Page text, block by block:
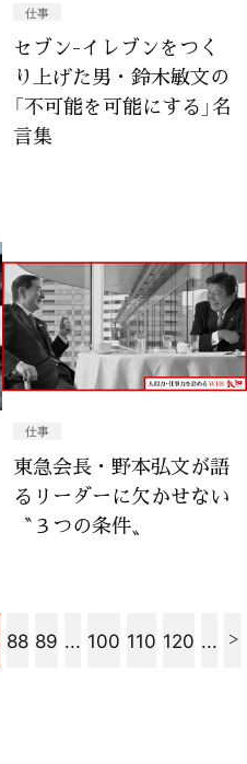
仕事
セブン-イレブンをつく
り上げた男・鈴木敏文の
「不可能を可能にする」名
言集
仕事
東急会長・野本弘文が語
るリーダーに欠かせない
〝３つの条件〟
88 89 ... 100 110 120 ...